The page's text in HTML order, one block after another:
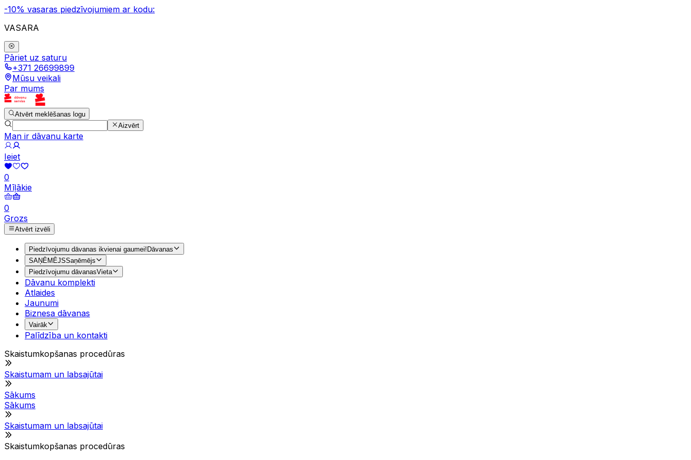
-10% vasaras piedzīvojumiem ar kodu:
VASARA
Pāriet uz saturu
+371 26699899
Mūsu veikali
Par mums
Atvērt meklēšanas logu
Aizvērt
Man ir dāvanu karte
Ieiet
0
Mīļākie
0
Grozs
Atvērt izvēli
Piedzīvojumu dāvanas ikvienai gaumei!Dāvanas
SAŅĒMĒJSSaņēmējs
Piedzīvojumu dāvanasVieta
Dāvanu komplekti
Atlaides
Jaunumi
Biznesa dāvanas
Vairāk
Palīdzība un kontakti
Skaistumkopšanas procedūras
Skaistumam un labsajūtai
Sākums
Sākums
Skaistumam un labsajūtai
Skaistumkopšanas procedūras